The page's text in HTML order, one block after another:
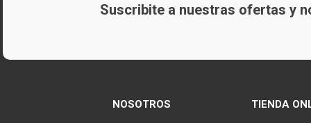
Suscribite a nuestras ofertas y
NOSOTROS TIENDA